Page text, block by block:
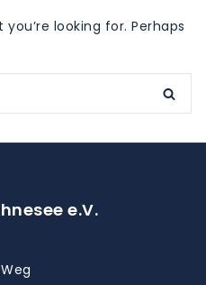
looking for. Perhaps
e.V.